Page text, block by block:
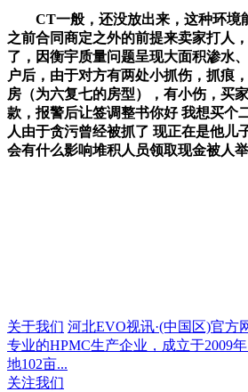
CT一般，还没放出来，这种环境
之前合同商定之外的前提来卖家打人
了，因衡宇质量问题呈现大面积渗水
户后，由于对方有两处小抓伤，抓痕
房（为六复七的房型），有小伤，买
款，报警后让签调整书你好 我想买个
人由于贪污曾经被抓了 现正在是他儿
会有什么影响堆积人员领取现金被人举
关于我们 河北EVO视讯·(中国区)官方
专业的HPMC生产企业，成立于2009
地102亩...
关注我们